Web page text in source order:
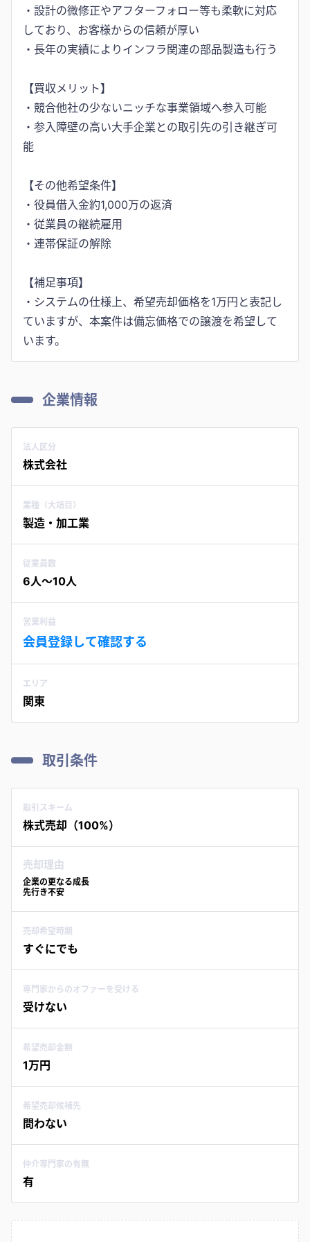
・設計の微修正やアフターフォロー等も柔軟に対応
しており、お客様からの信頼が厚い
・長年の実績によりインフラ関連の部品製造も行う
【買収メリット】
・競合他社の少ないニッチな事業領域へ参入可能
・参入障壁の高い大手企業との取引先の引き継ぎ可
能
【その他希望条件】
・役員借入金約1,000万の返済
・従業員の継続雇用
・連帯保証の解除
【補足事項】
・システムの仕様上、希望売却価格を1万円と表記し
ていますが、本案件は備忘価格での譲渡を希望して
います。
企業情報
法人区分
株式会社
業種（大項目）
製造・加工業
従業員数
6人〜10人
営業利益
会員登録して確認する
エリア
関東
取引条件
取引スキーム
株式売却（100%）
売却理由
企業の更なる成長
先行き不安
売却希望時期
すぐにでも
専門家からのオファーを受ける
受けない
希望売却金額
1万円
希望売却候補先
問わない
仲介専門家の有無
有